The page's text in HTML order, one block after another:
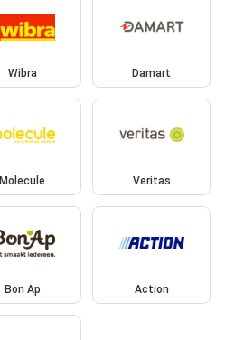
Wibra Damart
Molecule Veritas
Bon Ap Action